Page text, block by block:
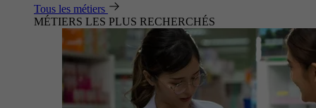
Tous les métiers
MÉTIERS LES PLUS RECHERCHÉS